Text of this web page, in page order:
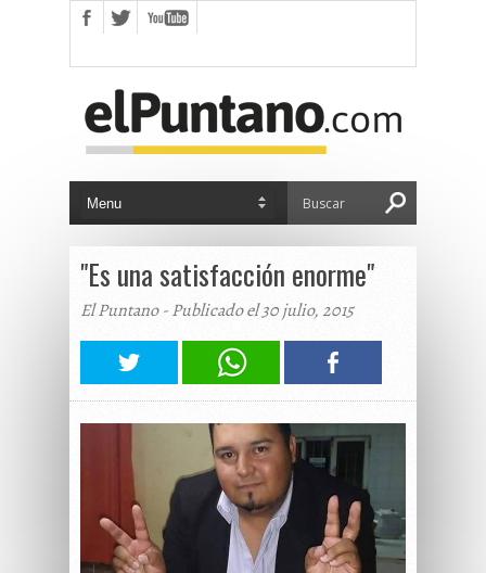
"Es una satisfacción enorme"
El Puntano - Publicado el 30 julio, 2015